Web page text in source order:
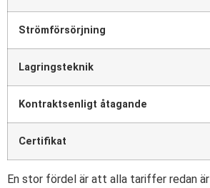
Strömförsörjning
Lagringsteknik
Kontraktsenligt åtagande
Certifikat
En stor fördel är att alla tariffer redan är